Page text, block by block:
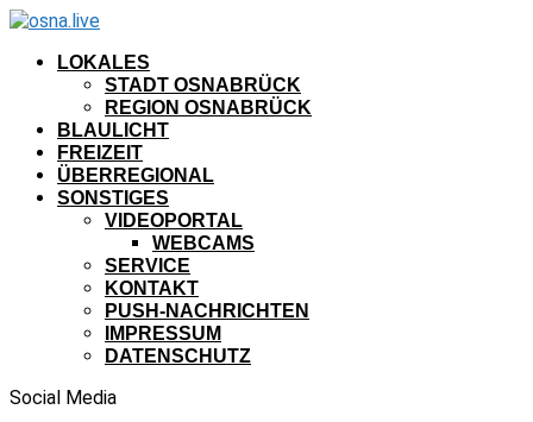
LOKALES
STADT OSNABRÜCK
REGION OSNABRÜCK
BLAULICHT
FREIZEIT
ÜBERREGIONAL
SONSTIGES
VIDEOPORTAL
WEBCAMS
SERVICE
KONTAKT
PUSH-NACHRICHTEN
IMPRESSUM
DATENSCHUTZ
Social Media